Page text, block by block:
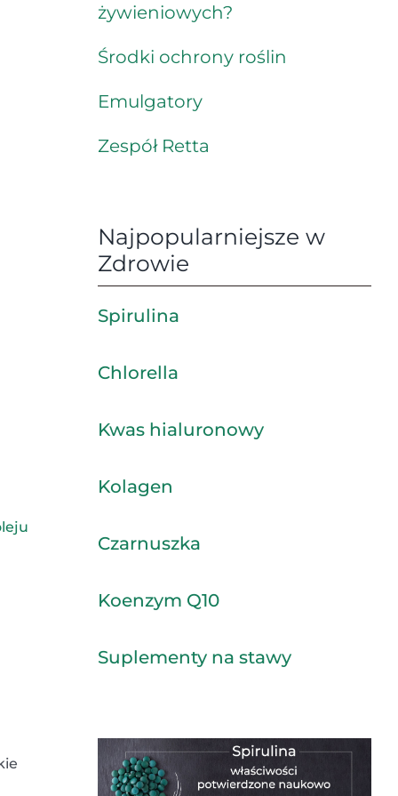
żywieniowych?
Środki ochrony roślin
Emulgatory
Zespół Retta
Najpopularniejsze w
Zdrowie
Spirulina
Chlorella
Kwas hialuronowy
Kolagen
Czarnuszka
Koenzym Q10
Suplementy na stawy